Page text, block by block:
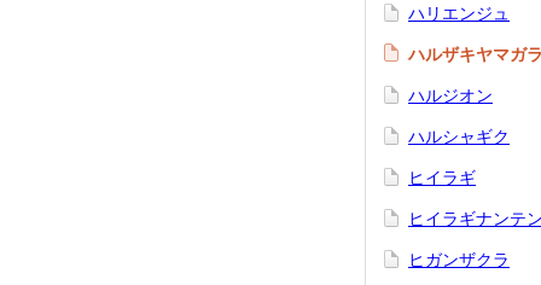
ハリエンジュ
ハルザキヤマガ
ハルジオン
ハルシャギク
ヒイラギ
ヒイラギナンテン
ヒガンザクラ